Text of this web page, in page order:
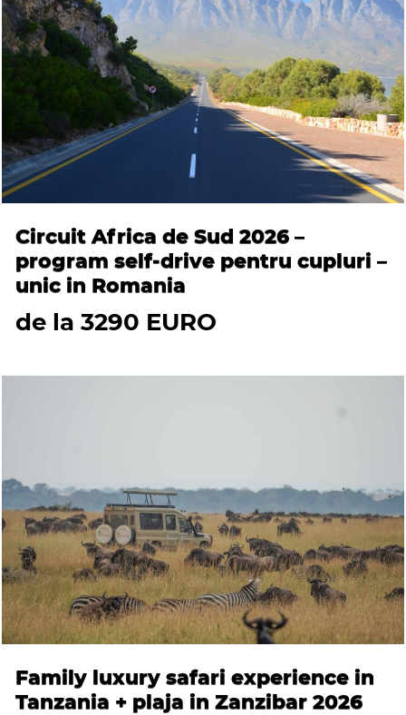
Circuit Africa de Sud 2026 –
program self-drive pentru cupluri –
unic in Romania
de la 3290 EURO
Family luxury safari experience in
Tanzania + plaja in Zanzibar 2026